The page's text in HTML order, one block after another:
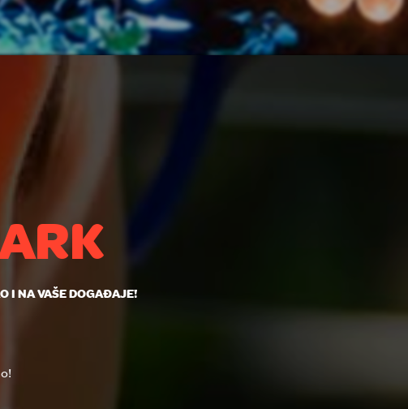
I NA VAŠE DOGAĐAJE!